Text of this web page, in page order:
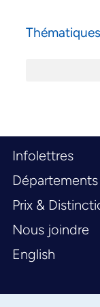
Thématiques
Infolettres
Départements
Prix &
Nous joindre
English